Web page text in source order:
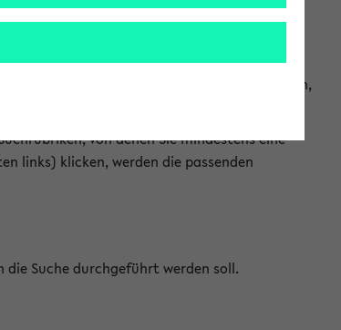
so gezielt die Veranstaltungen heraussuchen,
von denen Sie mindestens eine
links) klicken, werden die passenden
die Suche durchgeführt werden soll.